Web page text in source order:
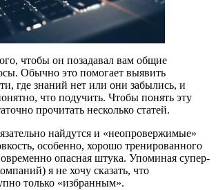
чтобы он позадавал вам общие
Обычно это помогает выявить
где знаний нет или они забылись, и
что подучить. Чтобы понять эту
прочитать несколько статей.
найдутся и «неопровержимые»
особенно, хорошо тренированного
опасная штука. Упоминая супер-
я не хочу сказать, что
только «избранным».